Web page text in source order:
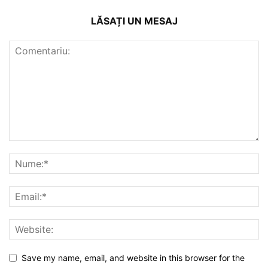
LĂSAȚI UN MESAJ
Save my name, email, and website in this browser for the